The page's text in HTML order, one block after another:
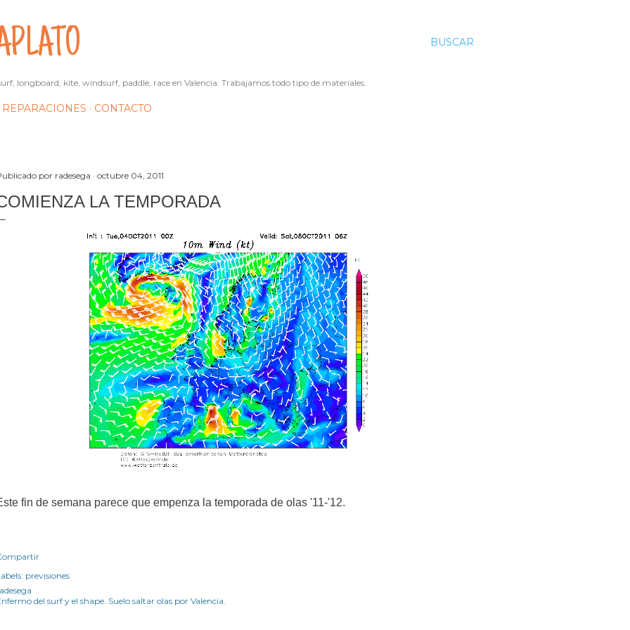
BUSCAR
longboard, kite, windsurf, paddle, race en Valencia. Trabajamos todo tipo de materiales.
REPARACIONES CONTACTO
por radesega octubre 04, 2011
LA TEMPORADA
fin de semana parece que empenza la temporada de olas '11-'12.
previsiones
del surf y el shape. Suelo saltar olas por Valencia.